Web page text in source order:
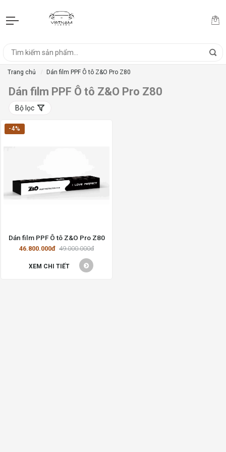
Trang chủ Dán film PPF Ô tô Z&O Pro Z80
Dán film PPF Ô tô Z&O Pro Z80
Bộ lọc
-4%
Dán film PPF Ô tô Z&O Pro Z80
46.800.000đ 49.000.000đ
XEM CHI TIẾT